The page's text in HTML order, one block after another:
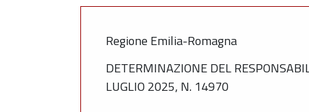
Regione Emilia-Romagna
DETERMINAZIONE DEL
LUGLIO 2025, N. 14970